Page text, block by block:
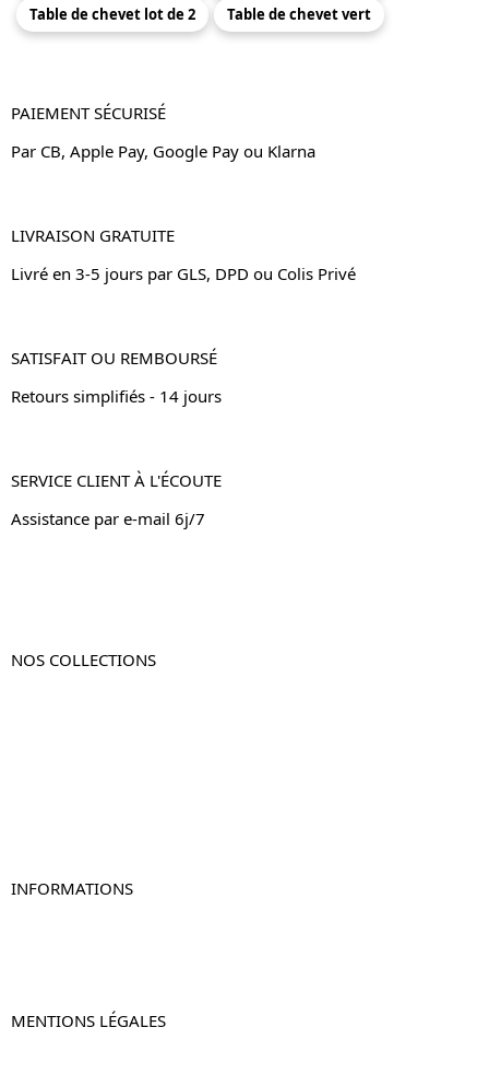
Table de chevet lot de 2
Table de chevet vert
PAIEMENT SÉCURISÉ
Par CB, Apple Pay, Google Pay ou Klarna
LIVRAISON GRATUITE
Livré en 3-5 jours par GLS, DPD ou Colis Privé
SATISFAIT OU REMBOURSÉ
Retours simplifiés - 14 jours
SERVICE CLIENT À L'ÉCOUTE
Assistance par e-mail 6j/7
NOS COLLECTIONS
INFORMATIONS
MENTIONS LÉGALES